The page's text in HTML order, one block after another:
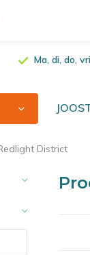
Ma, di, do,
District